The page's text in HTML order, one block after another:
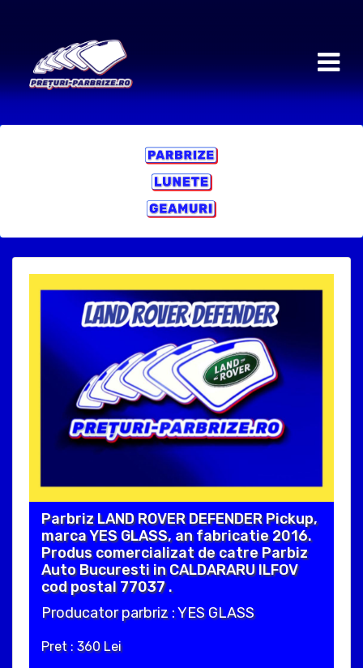
Parbriz LAND ROVER DEFENDER Pickup,
marca YES GLASS, an fabricatie 2016.
Produs comercializat de catre Parbiz
Auto Bucuresti in CALDARARU ILFOV
cod postal 77037 .
Producator parbriz : YES GLASS
Pret : 360 Lei